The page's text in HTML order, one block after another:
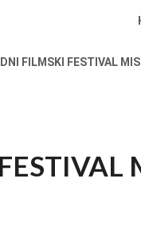
FILMSKI FESTIVAL